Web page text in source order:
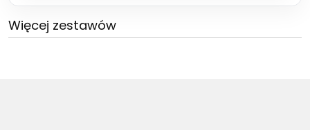
Więcej zestawów